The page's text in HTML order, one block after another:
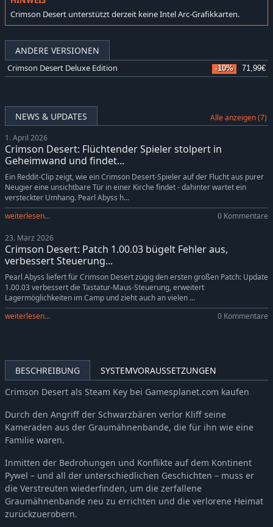
Crimson Desert unterstützt derzeit keine Intel Arc-Grafikkarten.
ANDERE VERSIONEN
Crimson Desert Deluxe Edition -10% 71,99€
NEWS & UPDATES Alle anzeigen (7)
1. April 2026
Crimson Desert: Flüchtender Spieler stolpert in
Geheimwand und findet...
Ein Reddit-Clip zeigt, wie ein Crimson Desert-Spieler auf der Flucht aus purer
Neugier eine unsichtbare Tür in einer Kirche findet - dahinter wartet ein
versteckter Umhang. Pearl Abyss h...
weiterlesen...
0 Kommentare
23. März 2026
Crimson Desert: Patch 1.00.03 bügelt Fehler aus,
verbessert Steuerung...
Pearl Abyss liefert für Crimson Desert zügig den ersten großen Patch: Update
1.00.03 verbessert die Tastatur-Maus-Steuerung, erweitert
Lagermöglichkeiten im Camp und zieht auch an vielen ...
weiterlesen...
0 Kommentare
BESCHREIBUNG
SYSTEMVORAUSSETZUNGEN
Crimson Desert als Steam Key bei Gamesplanet.com kaufen
Durch den Angriff der Schwarzbären verlor Kliff seine
Kameraden aus der Graumähnenbande, die für ihn wie eine
Familie waren.
Inmitten der Bedrohungen und Konflikte auf dem Kontinent
Pywel – und all der unterschiedlichen Geschichten – muss er
die Verstreuten wiederfinden, um die zerfallene
Graumähnenbande neu zu errichten und die verlorene Heimat
zurückzuerobern.